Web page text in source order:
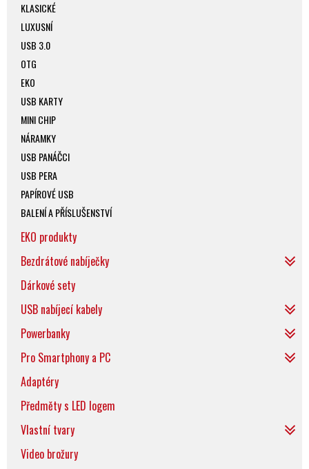
KLASICKÉ
LUXUSNÍ
USB 3.0
OTG
EKO
USB KARTY
MINI CHIP
NÁRAMKY
USB PANÁČCI
USB PERA
PAPÍROVÉ USB
BALENÍ A PŘÍSLUŠENSTVÍ
EKO produkty
Bezdrátové nabíječky
Dárkové sety
USB nabíjecí kabely
Powerbanky
Pro Smartphony a PC
Adaptéry
Předměty s LED logem
Vlastní tvary
Video brožury